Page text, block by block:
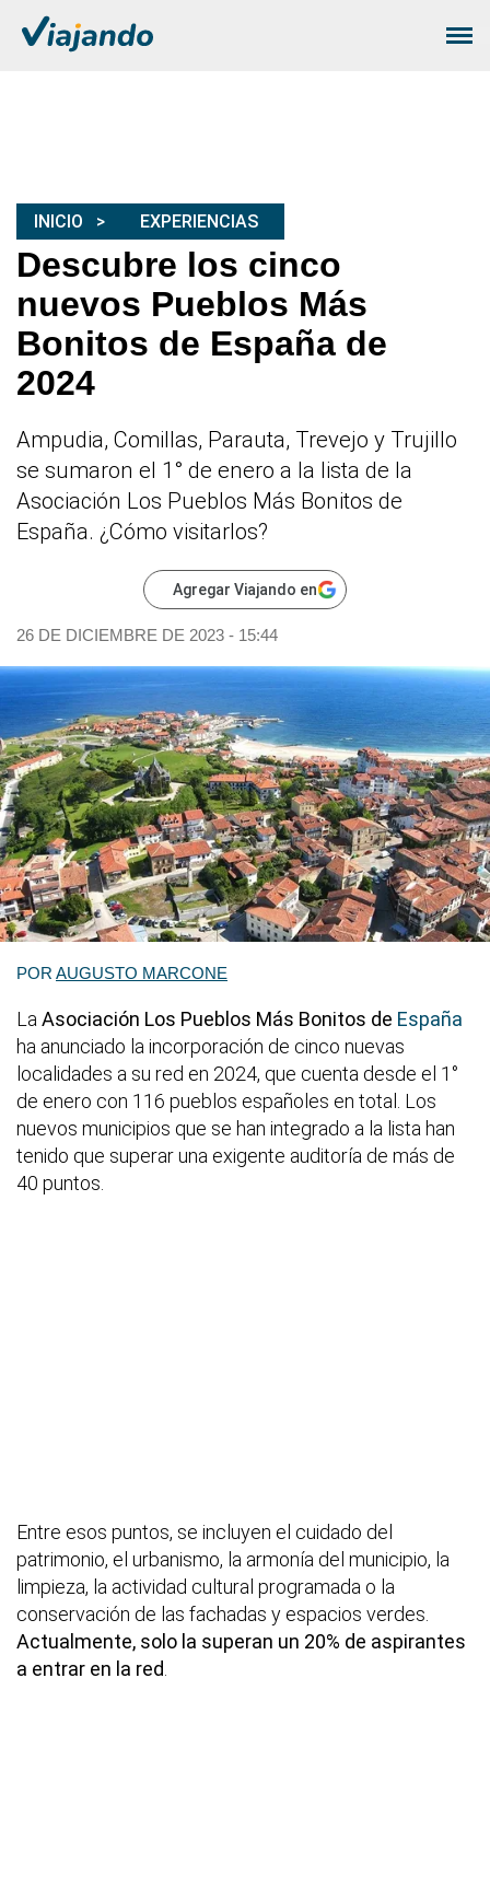
INICIO EXPERIENCIAS
Descubre los cinco
nuevos Pueblos Más
Bonitos de España de
2024
Ampudia, Comillas, Parauta, Trevejo y Trujillo
se sumaron el 1° de enero a la lista de la
Asociación Los Pueblos Más Bonitos de
España. ¿Cómo visitarlos?
Agregar Viajando en
26 DE DICIEMBRE DE 2023 - 15:44
POR AUGUSTO MARCONE
La Asociación Los Pueblos Más Bonitos de España
ha anunciado la incorporación de cinco nuevas
localidades a su red en 2024, que cuenta desde el 1°
de enero con 116 pueblos españoles en total. Los
nuevos municipios que se han integrado a la lista han
tenido que superar una exigente auditoría de más de
40 puntos.
Entre esos puntos, se incluyen el cuidado del
patrimonio, el urbanismo, la armonía del municipio, la
limpieza, la actividad cultural programada o la
conservación de las fachadas y espacios verdes.
Actualmente, solo la superan un 20% de aspirantes
a entrar en la red